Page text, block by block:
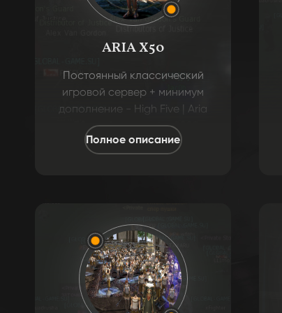
ARIA X50
Постоянный классический
игровой сервер + минимум
дополнение - High Five | Aria
x50, работающий с 2020
годов без единого вайпа.
Полное описание